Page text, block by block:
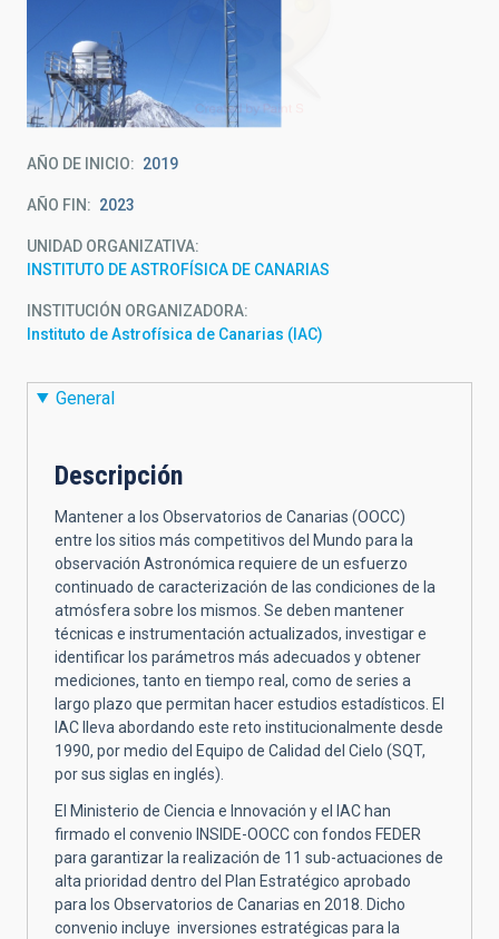
AÑO DE INICIO 2019
AÑO FIN 2023
UNIDAD ORGANIZATIVA
INSTITUTO DE ASTROFÍSICA DE CANARIAS
INSTITUCIÓN ORGANIZADORA
Instituto de Astrofísica de Canarias (IAC)
General
Descripción
Mantenera los Observatorios de Canarias (OOCC)
entre los sitios más competitivos del Mundo para la
observación Astronómica requiere de un esfuerzo
continuado de caracterización de las condiciones de la
atmósfera sobre los mismos. Se deben mantener
técnicas e instrumentación actualizados, investigar e
identificar los parámetros más adecuados y obtener
mediciones, tanto en tiempo real, como de series a
largo plazo que permitan hacer estudios estadísticos. El
IAC lleva abordando este reto institucionalmente desde
1990, por medio del Equipo de Calidad del Cielo (SQT,
por sus siglas en inglés).
El Ministerio de Ciencia e Innovación y el IAC han
firmado el convenio INSIDE-OOCC con fondos FEDER
para garantizar la realización de 11 sub-actuaciones de
alta prioridad dentro del Plan Estratégico aprobado
para los Observatorios de Canarias en 2018. Dicho
convenio incluye inversiones estratégicas para la